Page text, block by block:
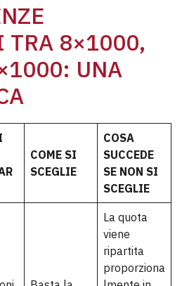
TRA 8×1000,
UNA
COME SI
SCEGLIE
COSA
SUCCEDE
SE NON SI
SCEGLIE
La quota
viene
ripartita
proporziona